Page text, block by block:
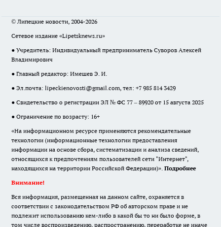
© Липецкие новости, 2004-2026
Сетевое издание «Lipetsknews.ru»
● Учредитель: Индивидуальный предприниматель Суворов Алексей
Владимирович
● Главный редактор: Имешев Э. И.
● Эл.почта: lipeckienovosti@gmail.com, тел: +7 985 814 3429
● Свидетельство о регистрации ЭЛ № ФС 77 – 89920 от 15 августа 2025
● Ограничение по возрасту: 16+
«На информационном ресурсе применяются рекомендательные
технологии (информационные технологии предоставления
информации на основе сбора, систематизации и анализа сведений,
относящихся к предпочтениям пользователей сети "Интернет",
находящихся на территории Российской Федерации)». Подробнее
Внимание!
Вся информация, размещенная на данном сайте, охраняется в
соответствии с законодательством РФ об авторском праве и не
подлежит использованию кем-либо в какой бы то ни было форме, в
том числе воспроизведению, распространению, переработке не иначе